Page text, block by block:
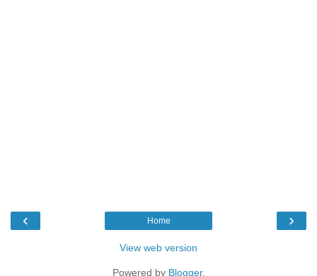
‹ ›
Home
View web version
Powered by Blogger.